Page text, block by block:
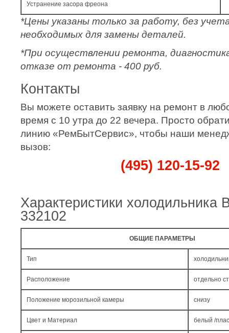
Устранение засора фреона
*Цены указаны только за работу, без
необходимых для замены деталей.
*При осуществлении ремонта,
отказе от ремонта - 400 руб.
Контакты
Вы можете оставить заявку на ремонт в
время с 10 утра до 22 вечера. Просто
линию «РемБытСервис», чтобы наши
вызов:
(495) 120-15-92
Характеристики холодильника
332102
ОБЩИЕ ПАРАМЕТРЫ
Тип
Расположение отдельно
Положение морозильной камеры снизу
Цвет и Материал белый /